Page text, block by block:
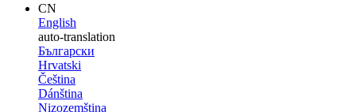
CN
English
auto-translation
Български
Hrvatski
Čeština
Dánština
Nizozemština